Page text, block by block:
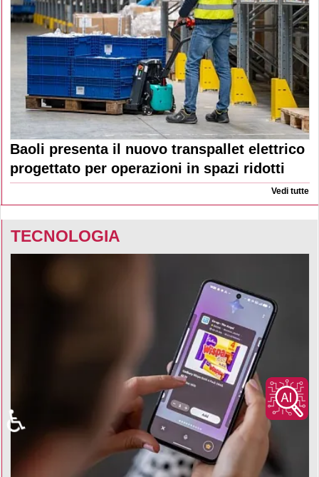
Baoli presenta il nuovo transpallet elettrico
progettato per operazioni in spazi ridotti
Vedi tutte
TECNOLOGIA